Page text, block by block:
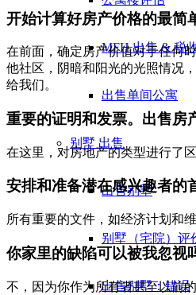
MFH 出售 & 税
出售单间公寓
别墅 出售
出售别墅
别墅（宅院）评
出售别墅：错误
开始计算好房产价格的最简
在前面，确定房产价值对于任何
他社区，阴暗和阳光的光照情况
给我们。
重要的证明和发票。出售房
在这里，对房地产的类型进行了
安排和准备潜在感兴趣者的
所有重要的文件，如经济计划和
你家里的缺陷可以被我忽视
不，因为你作为所有者甚至以前